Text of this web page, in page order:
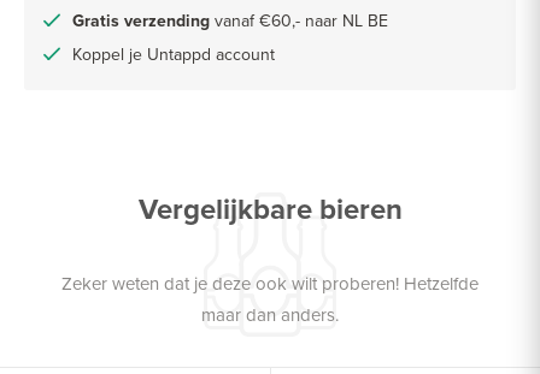
Gratis verzending vanaf €60,- naar NL BE
Koppel je Untappd account
Vergelijkbare bieren
Zeker weten dat je deze ook wilt proberen! Hetzelfde
maar dan anders.